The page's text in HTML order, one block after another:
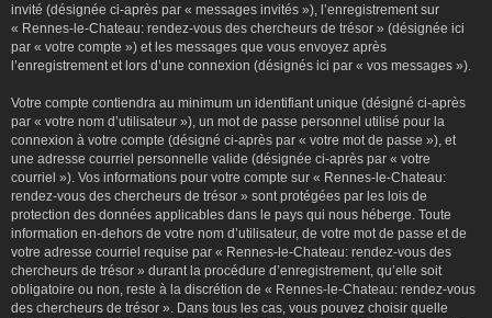
invité (désignée ci-après par « messages invités »), l’enregistrement sur
« Rennes-le-Chateau: rendez-vous des chercheurs de trésor » (désignée ici
par « votre compte ») et les messages que vous envoyez après
l’enregistrement et lors d’une connexion (désignés ici par « vos messages »).
Votre compte contiendra au minimum un identifiant unique (désigné ci-après
par « votre nom d’utilisateur »), un mot de passe personnel utilisé pour la
connexion à votre compte (désigné ci-après par « votre mot de passe »), et
une adresse courriel personnelle valide (désignée ci-après par « votre
courriel »). Vos informations pour votre compte sur « Rennes-le-Chateau:
rendez-vous des chercheurs de trésor » sont protégées par les lois de
protection des données applicables dans le pays qui nous héberge. Toute
information en-dehors de votre nom d’utilisateur, de votre mot de passe et de
votre adresse courriel requise par « Rennes-le-Chateau: rendez-vous des
chercheurs de trésor » durant la procédure d’enregistrement, qu’elle soit
obligatoire ou non, reste à la discrétion de « Rennes-le-Chateau: rendez-vous
des chercheurs de trésor ». Dans tous les cas, vous pouvez choisir quelle